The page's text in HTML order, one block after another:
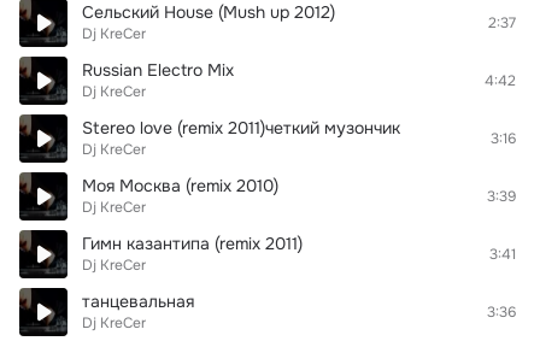
Сельский House (Mush up 2012)
Dj KreCer
2:37
Russian Electro Mix
Dj KreCer
4:42
Stereo love (remix 2011)четкий музончик
Dj KreCer
3:16
Моя Москва (remix 2010)
Dj KreCer
3:39
Гимн казантипа (remix 2011)
Dj KreCer
3:41
танцевальная
Dj KreCer
3:36